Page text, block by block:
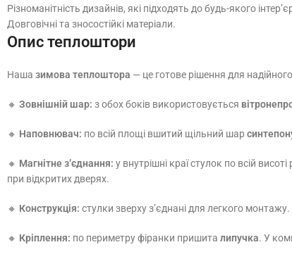
Різноманітність дизайнів, які підходять до будь-якого
Довговічні та зносостійкі матеріали.
Опис теплоштори
Наша зимова теплоштора — це готове рішення для
🔸 Зовнішній шар: з обох боків використовується
🔸 Наповнювач: по всій площі вшитий щільний шар
🔸 Магнітне з’єднання: у внутрішні краї стулок по всій
при відкритих дверях.
🔸 Конструкція: стулки зверху з’єднані для легкого монтажу.
🔸 Кріплення: по периметру фіранки пришита липучка. У